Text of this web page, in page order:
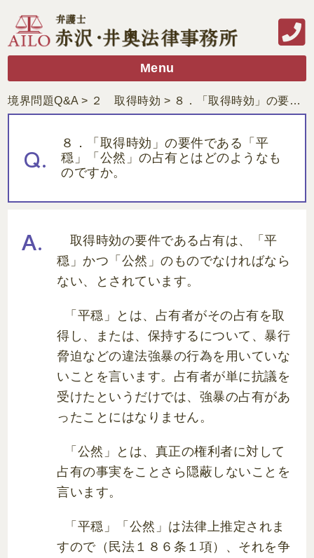
Menu
境界問題Q&A> ２ 取得時効 > ８．「取得時効」の要件である「平穏」「公然」の占有とはどのようなものですか。
８．「取得時効」の要件である「平
穏」「公然」の占有とはどのようなも
のですか。
取得時効の要件である占有は、「平
穏」かつ「公然」のものでなければなら
ない、とされています。
「平穏」とは、占有者がその占有を取
得し、または、保持するについて、暴行
脅迫などの違法強暴の行為を用いていな
いことを言います。占有者が単に抗議を
受けたというだけでは、強暴の占有があ
ったことにはなりません。
「公然」とは、真正の権利者に対して
占有の事実をことさら隠蔽しないことを
言います。
「平穏」「公然」は法律上推定されま
すので（民法１８６条１項）、それを争